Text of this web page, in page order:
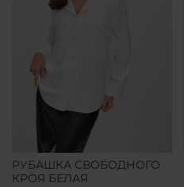
РУБАШКА СВОБОДНОГО
КРОЯ БЕЛАЯ